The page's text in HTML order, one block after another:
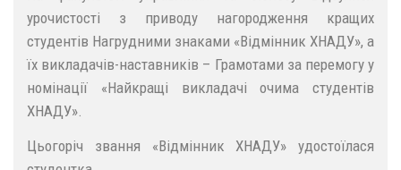
урочистості з приводу нагородження кращих
студентів Нагрудними знаками «Відмінник ХНАДУ», а
їх викладачів-наставників – Грамотами за перемогу у
номінації «Найкращі викладачі очима студентів
ХНАДУ».
Цьогоріч звання «Відмінник ХНАДУ» удостоїлася